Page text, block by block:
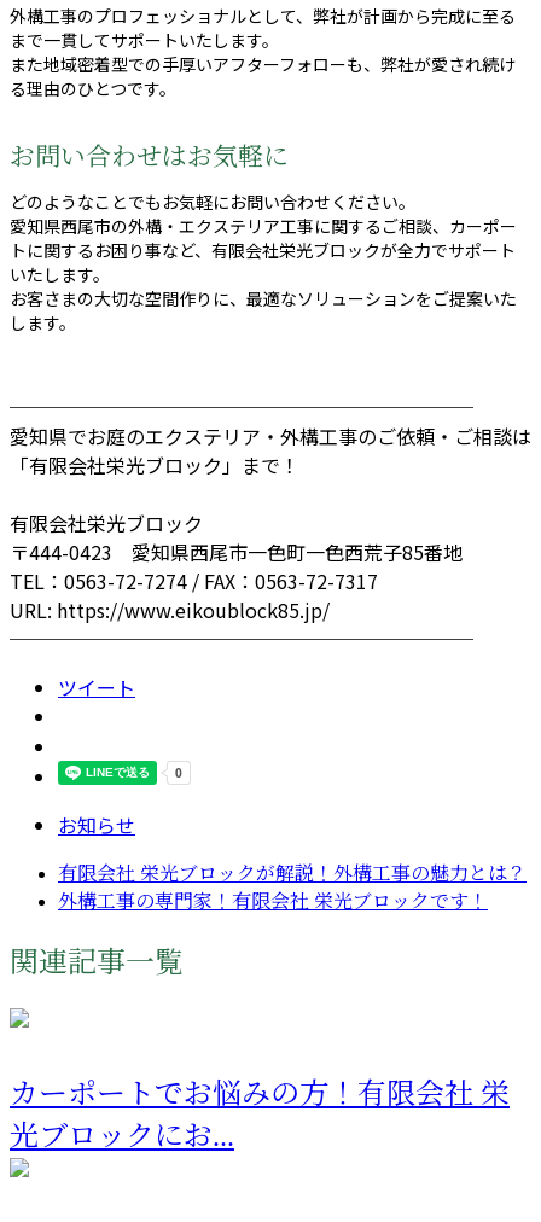
外構工事のプロフェッショナルとして、弊社が計画から完成に至る
まで一貫してサポートいたします。
また地域密着型での手厚いアフターフォローも、弊社が愛され続け
る理由のひとつです。
お問い合わせはお気軽に
どのようなことでもお気軽にお問い合わせください。
愛知県西尾市の外構・エクステリア工事に関するご相談、カーポー
トに関するお困り事など、有限会社栄光ブロックが全力でサポート
いたします。
お客さまの大切な空間作りに、最適なソリューションをご提案いた
します。
────────────────────────
愛知県でお庭のエクステリア・外構工事のご依頼・ご相談は
「有限会社栄光ブロック」まで！
有限会社栄光ブロック
〒444-0423 愛知県西尾市一色町一色西荒子85番地
TEL：0563-72-7274 / FAX：0563-72-7317
URL: https://www.eikoublock85.jp/
────────────────────────
ツイート
お知らせ
有限会社 栄光ブロックが解説！外構工事の魅力とは？
外構工事の専門家！有限会社 栄光ブロックです！
関連記事一覧
カーポートでお悩みの方！有限会社 栄
光ブロックにお...